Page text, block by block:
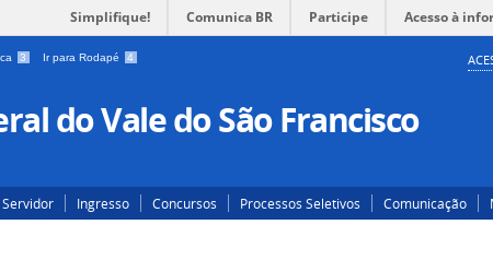
Simplifique! Comunica BR Participe Acesso à
3 Ir para Rodapé 4
do Vale do São Francisco
Servidor Ingresso Concursos Processos Seletivos Comunicação